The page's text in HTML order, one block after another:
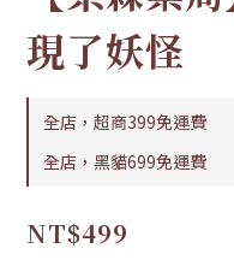
現了妖怪
全店，超商399免運費
全店，黑貓699免運費
NT$499